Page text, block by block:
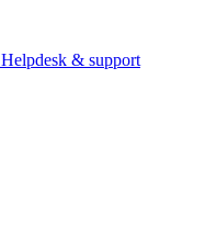
Helpdesk & support